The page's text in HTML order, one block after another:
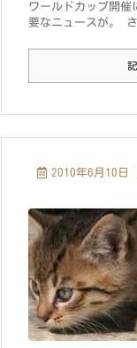
ワールドカップ開催
要なニュースが。
2010年6月10日